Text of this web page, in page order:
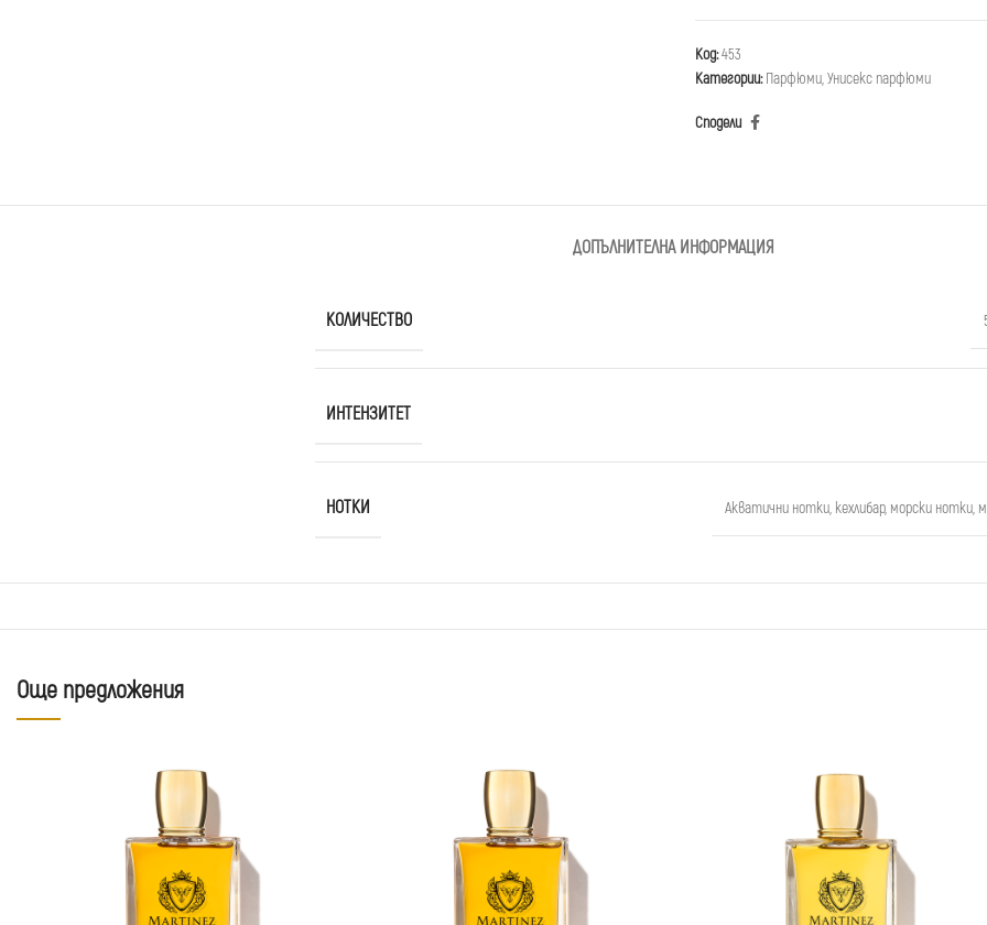
Код:453
Категории: Парфюми,Унисекс парфюми
Сподели
ДОПЪЛНИТЕЛНА ИНФОРМАЦИЯ
КОЛИЧЕСТВО
ИНТЕНЗИТЕТ
НОТКИ Акватични нотки, кехлибар, морски нотки,
Още предложения